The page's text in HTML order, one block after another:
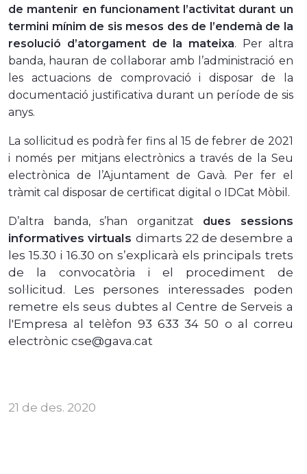
de mantenir en funcionament l’activitat durant un
termini mínim de sis mesos des de l’endemà de la
resolució d’atorgament de la mateixa. Per altra
banda, hauran de col·laborar amb l’administració en
les actuacions de comprovació i disposar de la
documentació justificativa durant un període de sis
anys.
La sol·licitud es podrà fer fins al 15 de febrer de 2021
i només per mitjans electrònics a través de la Seu
electrònica de l’Ajuntament de Gavà. Per fer el
tràmit cal disposar de certificat digital o IDCat Mòbil.
D’altra banda, s’han organitzat dues sessions
informatives virtuals dimarts 22 de desembre a
les 15.30 i 16.30 on s’explicarà els principals trets
de la convocatòria i el procediment de
sol·licitud. Les persones interessades poden
remetre els seus dubtes al Centre de Serveis a
l'Empresa al telèfon 93 633 34 50 o al correu
electrònic cse@gava.cat
21 de des. 2020